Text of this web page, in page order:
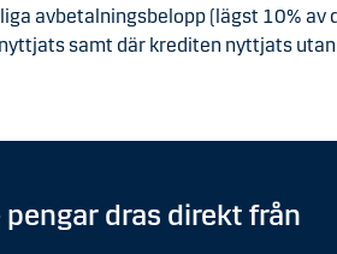
avbetalningsbelopp (lägst 10%
samt där krediten nyttjats
dras direkt från